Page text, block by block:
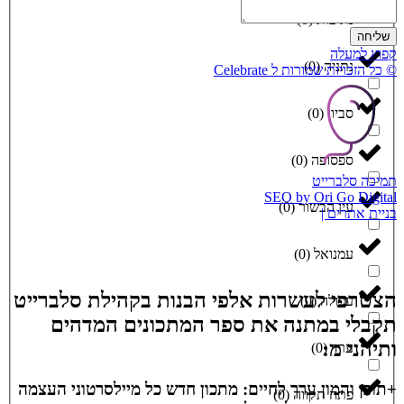
נתיבות(
0
)
נתניה(
0
)
סביון(
0
)
ספסופה (
0
)
עין הבשור(
0
)
עמנואל (
0
)
עפולה(
0
)
ערד(
0
)
פתח תקווה (
0
)
שליחה
קפוץ למעלה
© כל הזכויות שמורות ל Celebrate
תמיכה סלברייט
SEO by Ori Go Digital
בניית אתרים |
הצטרפי לעשרות אלפי הבנות בקהילת סלברייט
תקבלי במתנה את ספר המתכונים המדהים
ותיהני מ:
+תוכן והמון ערך לחיים: מתכון חדש כל מיילסרטוני העצמה